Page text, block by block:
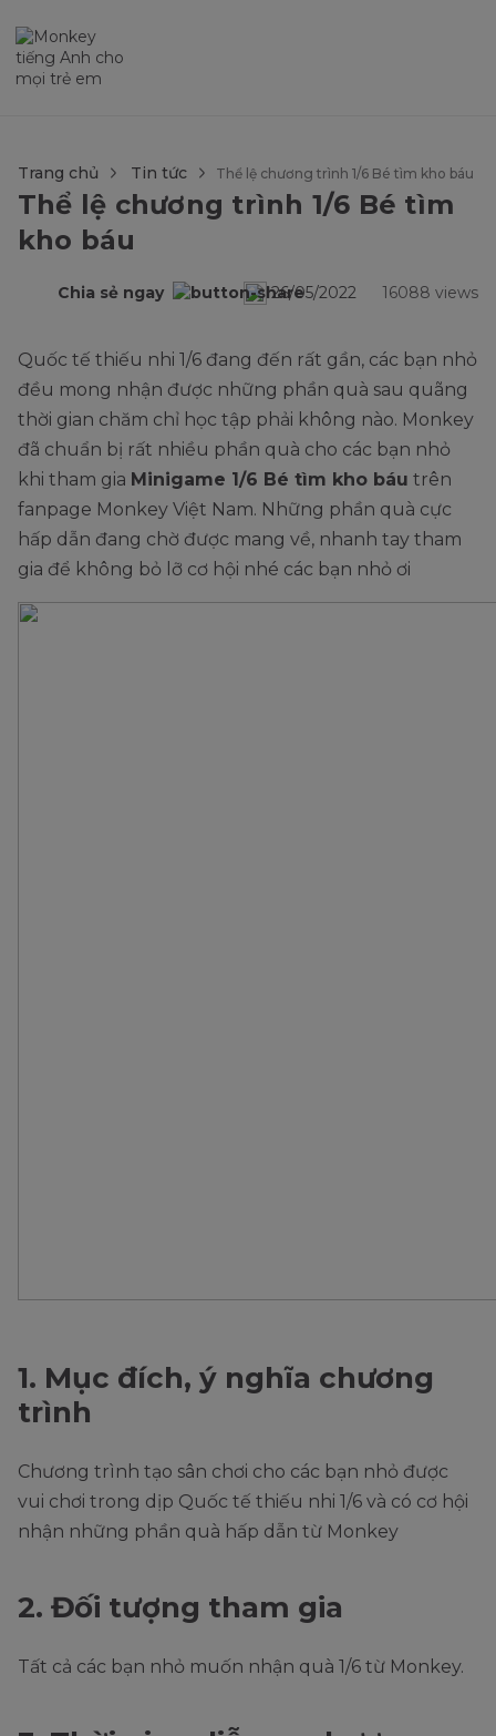
Trang chủ Tin tức Thể lệ chương trình 1/6 Bé tìm kho báu
Thể lệ chương trình 1/6 Bé tìm
kho báu
16088 views
26/05/2022
Chia sẻ ngay
Quốc tế thiếu nhi 1/6 đang đến rất gần, các bạn nhỏ
đều mong nhận được những phần quà sau quãng
thời gian chăm chỉ học tập phải không nào. Monkey
đã chuẩn bị rất nhiều phần quà cho các bạn nhỏ
khi tham gia Minigame 1/6 Bé tìm kho báu trên
fanpage Monkey Việt Nam. Những phần quà cực
hấp dẫn đang chờ được mang về, nhanh tay tham
gia để không bỏ lỡ cơ hội nhé các bạn nhỏ ơi
1. Mục đích, ý nghĩa chương
trình
Chương trình tạo sân chơi cho các bạn nhỏ được
vui chơi trong dịp Quốc tế thiếu nhi 1/6 và có cơ hội
nhận những phần quà hấp dẫn từ Monkey
2. Đối tượng tham gia
Tất cả các bạn nhỏ muốn nhận quà 1/6 từ Monkey.